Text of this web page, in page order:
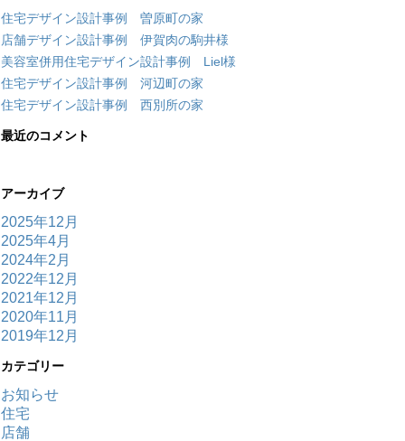
住宅デザイン設計事例 曽原町の家
店舗デザイン設計事例 伊賀肉の駒井様
美容室併用住宅デザイン設計事例 Liel様
住宅デザイン設計事例 河辺町の家
住宅デザイン設計事例 西別所の家
最近のコメント
アーカイブ
2025年12月
2025年4月
2024年2月
2022年12月
2021年12月
2020年11月
2019年12月
カテゴリー
お知らせ
住宅
店舗